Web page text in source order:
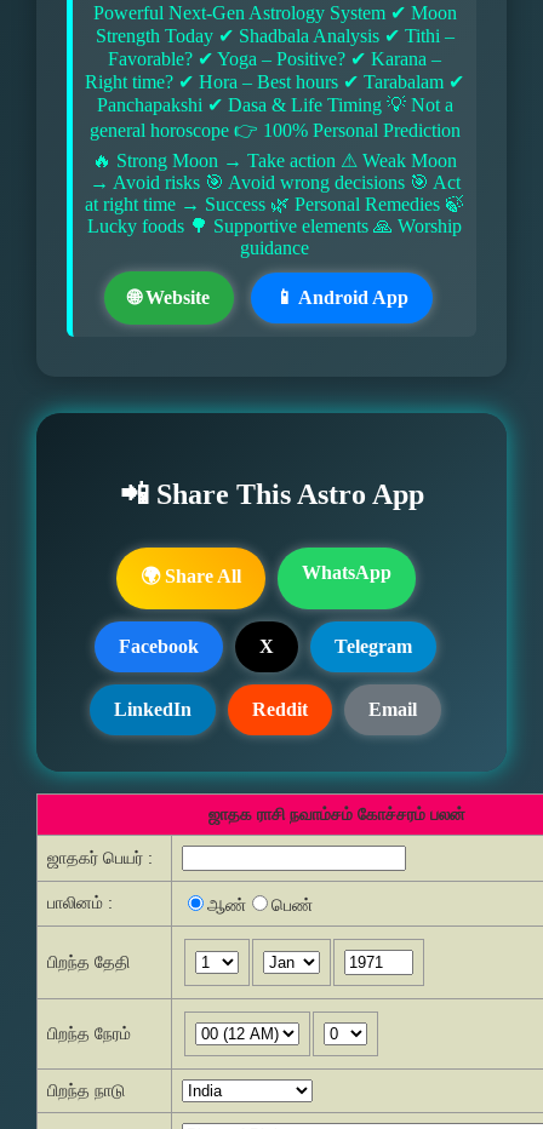
Powerful Next-Gen Astrology System ✔ Moon
Strength Today ✔ Shadbala Analysis ✔ Tithi –
Favorable? ✔ Yoga – Positive? ✔ Karana –
Right time? ✔ Hora – Best hours ✔ Tarabalam ✔
Panchapakshi ✔ Dasa & Life Timing 💡 Not a
general horoscope 👉 100% Personal Prediction
🔥 Strong Moon → Take action ⚠ Weak Moon
→ Avoid risks 🎯 Avoid wrong decisions 🎯 Act
at right time → Success 🌿 Personal Remedies 🍃
Lucky foods 🌳 Supportive elements 🙏 Worship
guidance
🌐 Website 📱 Android App
📲 Share This Astro App
🌍 Share All WhatsApp
Facebook X Telegram
LinkedIn Reddit Email
ஜாதக ராசி நவாம்சம் கோச்சரம் பலன்
ஜாதகர் பெயர் :
பாலினம் : ஆண் பெண்
பிறந்த தேதி
பிறந்த நேரம்
பிறந்த நாடு